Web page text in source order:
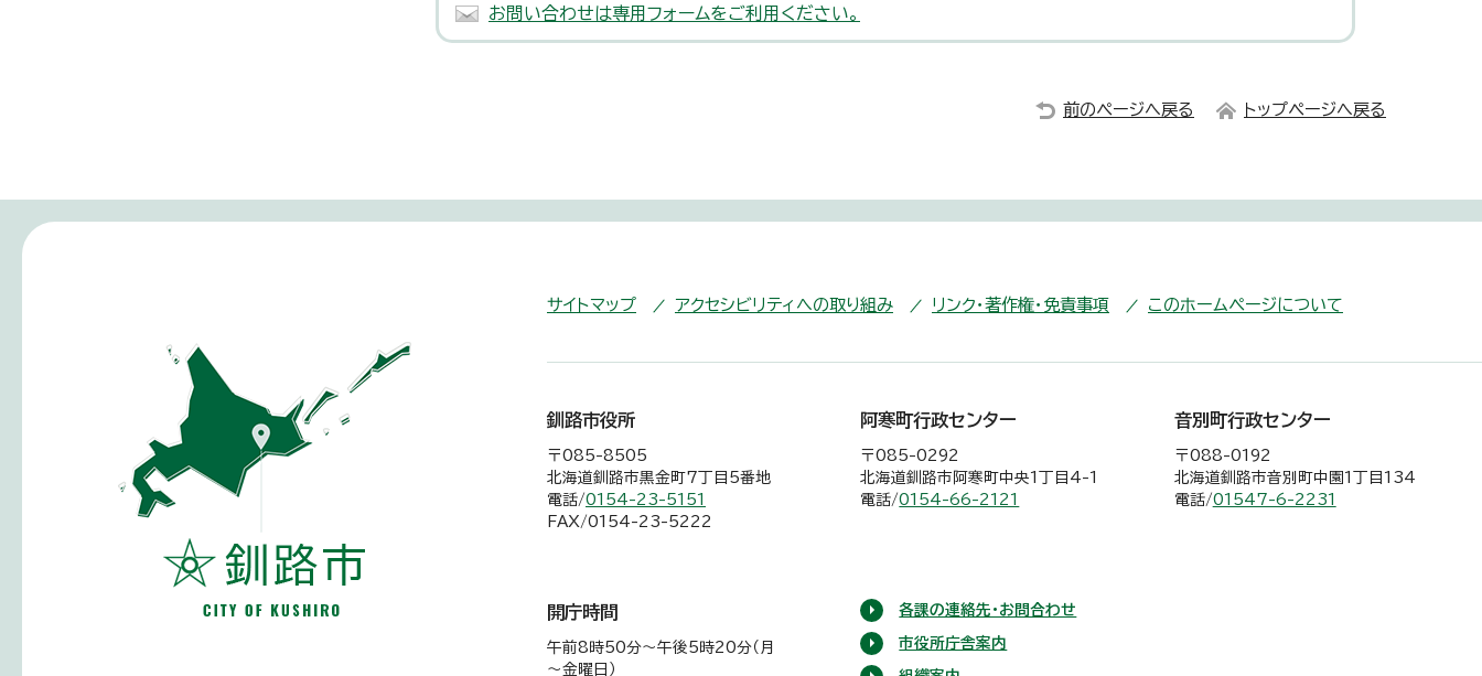
お問い合わせは専用フォームをご利用ください。
前のページへ戻る トップページへ戻る
サイトマップ アクセシビリティへの取り組み リンク・著作権・免責事項 このホームページについて
釧路市役所
〒085-8505
北海道釧路市黒金町7丁目5番地
電話/0154-23-5151
FAX/0154-23-5222
阿寒町行政センター
〒085-0292
北海道釧路市阿寒町中央1丁目4-1
電話/0154-66-2121
音別町行政センター
〒088-0192
北海道釧路市音別町中園1丁目134
電話/01547-6-2231
開庁時間
午前8時50分～午後5時20分（月
～金曜日）
各課の連絡先・お問合わせ
市役所庁舎案内